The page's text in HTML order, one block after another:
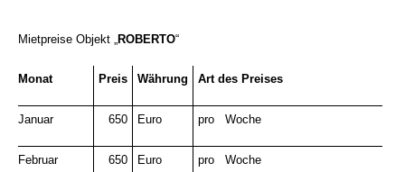
Mietpreise Objekt ROBERTO“
Monat Preis Währung Art des Preises
Januar 650 Euro pro Woche
Februar 650 Euro pro Woche